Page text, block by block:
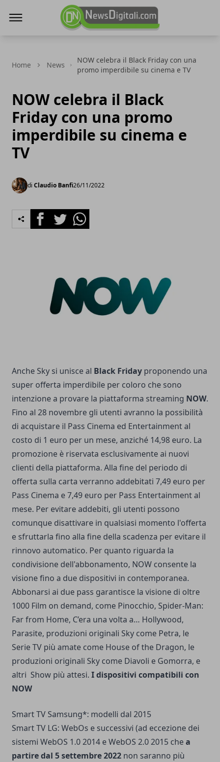
Home News
NOW celebra il Black Friday con una
promo imperdibile su cinema e TV
NOW celebra il Black
Friday con una promo
imperdibile su cinema e
TV
di Claudio Banfi26/11/2022
FacebookTwitterWhatsapp
Anche Sky si unisce al Black Friday proponendo una
super offerta imperdibile per coloro che sono
intenzione a provare la piattaforma streaming NOW.
Fino al 28 novembre gli utenti avranno la possibilità
di acquistare il Pass Cinema ed Entertainment al
costo di 1 euro per un mese, anziché 14,98 euro. La
promozione è riservata esclusivamente ai nuovi
clienti della piattaforma. Alla fine del periodo di
offerta sulla carta verranno addebitati 7,49 euro per
Pass Cinema e 7,49 euro per Pass Entertainment al
mese. Per evitare addebiti, gli utenti possono
comunque disattivare in qualsiasi momento l'offerta
e sfruttarla fino alla fine della scadenza per evitare il
rinnovo automatico. Per quanto riguarda la
condivisione dell'abbonamento, NOW consente la
visione fino a due dispositivi in contemporanea.
Abbonarsi ai due pass garantisce la visione di oltre
1000 Film on demand, come Pinocchio, Spider-Man:
Far from Home, C’era una volta a… Hollywood,
Parasite, produzioni originali Sky come Petra, le
Serie TV più amate come House of the Dragon, le
produzioni originali Sky come Diavoli e Gomorra, e
altri Show più attesi. I dispositivi compatibili con
NOW
Smart TV Samsung*: modelli dal 2015
Smart TV LG: WebOs e successivi (ad eccezione dei
sistemi WebOS 1.0 2014 e WebOS 2.0 2015 chea
partire dal 5 settembre 2022 non saranno più